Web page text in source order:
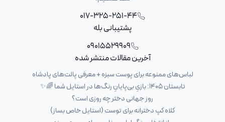
017-325-251-44
پشتیبانی بله
09015529909
آخرین مقالات منتشر شده
لباس‌های ممنوعه برای پوست سبزه + معرفی پالت‌های پادشاه
تابستان ۱۴۰۵: بازیِ بی‌پایانِ رنگ‌ها در استایل شما 🌈✨
روز جهانی دختر چه روزی است؟
کلاه کپ دخترانه برای توست (استایل خاص بساز)